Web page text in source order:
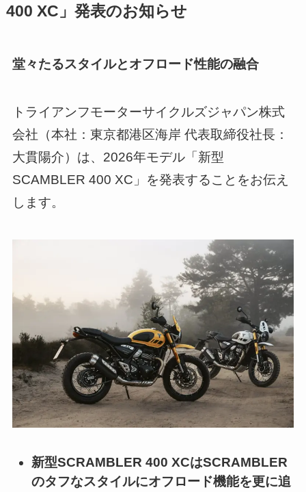
400 XC」発表のお知らせ
堂々たるスタイルとオフロード性能の融合
トライアンフモーターサイクルズジャパン株式
会社（本社：東京都港区海岸 代表取締役社長：
大貫陽介）は、2026年モデル「新型
SCAMBLER 400 XC」を発表することをお伝え
します。
新型SCRAMBLER 400 XCはSCRAMBLER
のタフなスタイルにオフロード機能を更に追